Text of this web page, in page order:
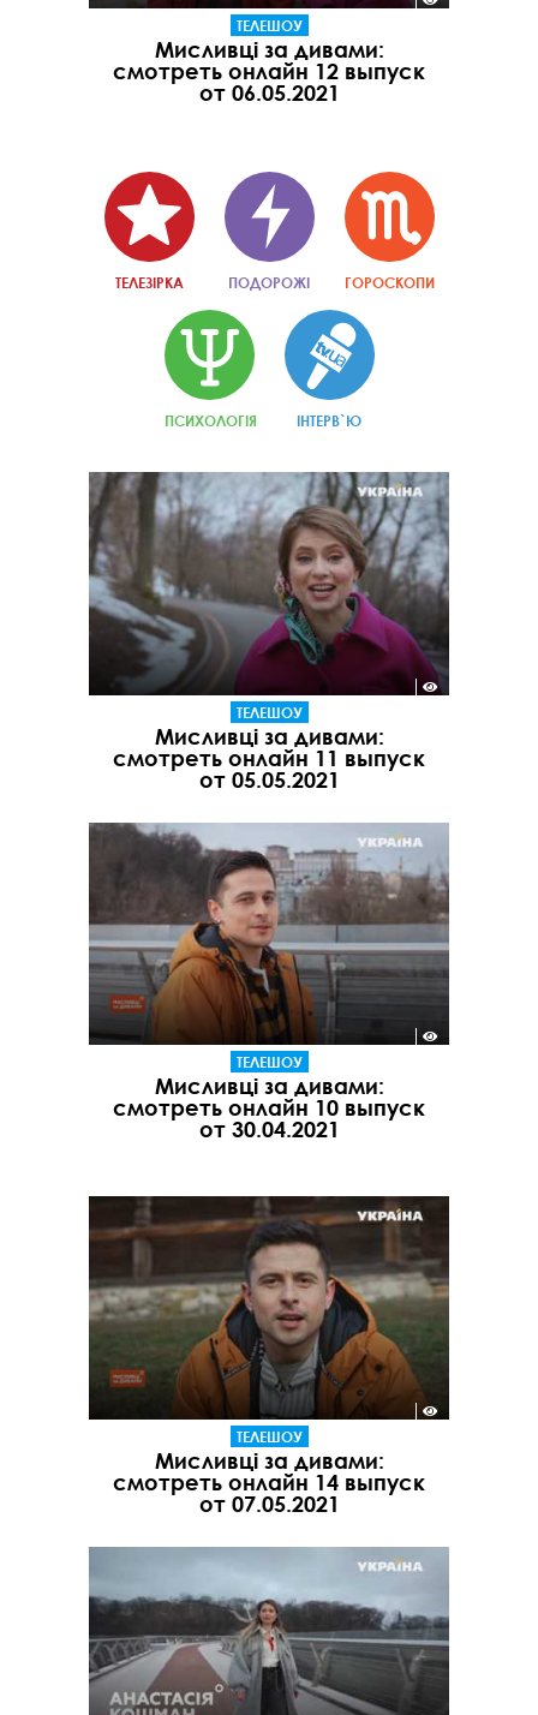
ТЕЛЕШОУ
Мисливці за дивами:
смотреть онлайн 12 выпуск
от 06.05.2021
ТЕЛЕЗІРКА ПОДОРОЖІ ГОРОСКОПИ
ПСИХОЛОГІЯ ІНТЕРВ`Ю
ТЕЛЕШОУ
Мисливці за дивами:
смотреть онлайн 11 выпуск
от 05.05.2021
ТЕЛЕШОУ
Мисливці за дивами:
смотреть онлайн 10 выпуск
от 30.04.2021
ТЕЛЕШОУ
Мисливці за дивами:
смотреть онлайн 14 выпуск
от 07.05.2021